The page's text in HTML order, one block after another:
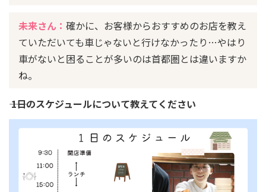
未来さん： 確かに、お客様からおすすめのお店を教え
ていただいても車じゃないと行けなかったり…やはり
車がないと困ることが多いのは首都圏とは違いますか
ね。
―― 1日のスケジュールについて教えてください